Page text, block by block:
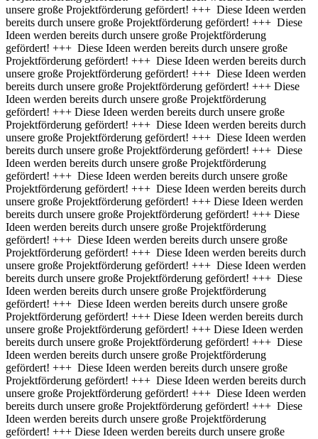
unsere große Projektförderung gefördert! +++ Diese Ideen werden
bereits durch unsere große Projektförderung gefördert! +++ Diese
Ideen werden bereits durch unsere große Projektförderung
gefördert! +++ Diese Ideen werden bereits durch unsere große
Projektförderung gefördert! +++ Diese Ideen werden bereits durch
unsere große Projektförderung gefördert! +++ Diese Ideen werden
bereits durch unsere große Projektförderung gefördert! +++ Diese
Ideen werden bereits durch unsere große Projektförderung
gefördert! +++ Diese Ideen werden bereits durch unsere große
Projektförderung gefördert! +++ Diese Ideen werden bereits durch
unsere große Projektförderung gefördert! +++ Diese Ideen werden
bereits durch unsere große Projektförderung gefördert! +++ Diese
Ideen werden bereits durch unsere große Projektförderung
gefördert! +++ Diese Ideen werden bereits durch unsere große
Projektförderung gefördert! +++ Diese Ideen werden bereits durch
unsere große Projektförderung gefördert! +++ Diese Ideen werden
bereits durch unsere große Projektförderung gefördert! +++ Diese
Ideen werden bereits durch unsere große Projektförderung
gefördert! +++ Diese Ideen werden bereits durch unsere große
Projektförderung gefördert! +++ Diese Ideen werden bereits durch
unsere große Projektförderung gefördert! +++ Diese Ideen werden
bereits durch unsere große Projektförderung gefördert! +++ Diese
Ideen werden bereits durch unsere große Projektförderung
gefördert! +++ Diese Ideen werden bereits durch unsere große
Projektförderung gefördert! +++ Diese Ideen werden bereits durch
unsere große Projektförderung gefördert! +++ Diese Ideen werden
bereits durch unsere große Projektförderung gefördert! +++ Diese
Ideen werden bereits durch unsere große Projektförderung
gefördert! +++ Diese Ideen werden bereits durch unsere große
Projektförderung gefördert! +++ Diese Ideen werden bereits durch
unsere große Projektförderung gefördert! +++ Diese Ideen werden
bereits durch unsere große Projektförderung gefördert! +++ Diese
Ideen werden bereits durch unsere große Projektförderung
gefördert! +++ Diese Ideen werden bereits durch unsere große